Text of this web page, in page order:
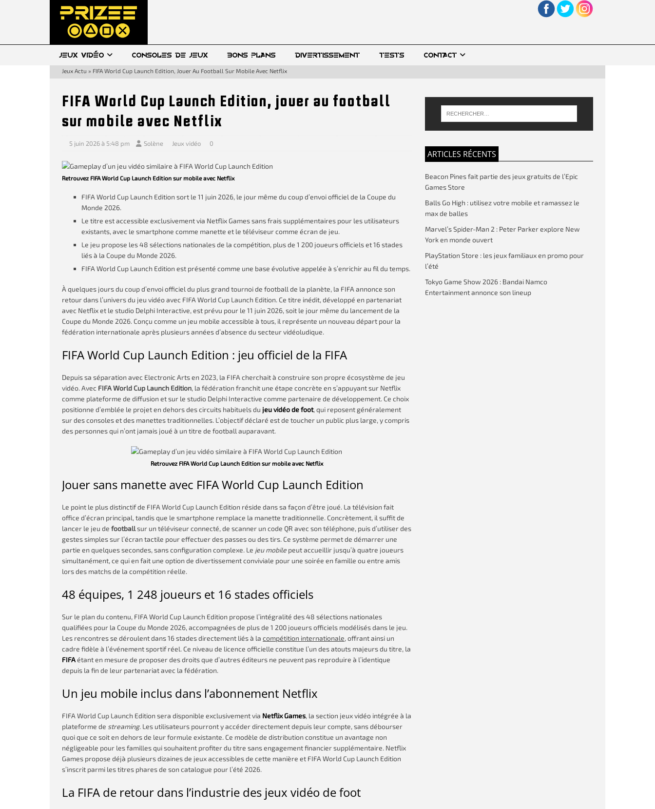
JEUX VIDÉO CONSOLES DE JEUX BONS PLANS DIVERTISSEMENT TESTS CONTACT
Jeux Actu » FIFA World Cup Launch Edition, Jouer Au Football Sur Mobile Avec Netflix
FIFA World Cup Launch Edition, jouer au football
sur mobile avec Netflix
5 juin 2026 à 5:48 pm Solène Jeux vidéo 0
Retrouvez FIFA World Cup Launch Edition sur mobile avec Netflix
FIFA World Cup Launch Edition sort le 11 juin 2026, le jour même du coup d’envoi officiel de la Coupe du
Monde 2026.
Le titre est accessible exclusivement via Netflix Games sans frais supplémentaires pour les utilisateurs
existants, avec le smartphone comme manette et le téléviseur comme écran de jeu.
Le jeu propose les 48 sélections nationales de la compétition, plus de 1 200 joueurs officiels et 16 stades
liés à la Coupe du Monde 2026.
FIFA World Cup Launch Edition est présenté comme une base évolutive appelée à s’enrichir au fil du temps.
À quelques jours du coup d’envoi officiel du plus grand tournoi de football de la planète, la FIFA annonce son
retour dans l’univers du jeu vidéo avec FIFA World Cup Launch Edition. Ce titre inédit, développé en partenariat
avec Netflix et le studio Delphi Interactive, est prévu pour le 11 juin 2026, soit le jour même du lancement de la
Coupe du Monde 2026. Conçu comme un jeu mobile accessible à tous, il représente un nouveau départ pour la
fédération internationale après plusieurs années d’absence du secteur vidéoludique.
FIFA World Cup Launch Edition : jeu officiel de la FIFA
Depuis sa séparation avec Electronic Arts en 2023, la FIFA cherchait à construire son propre écosystème de jeu
vidéo. Avec FIFA World Cup Launch Edition, la fédération franchit une étape concrète en s’appuyant sur Netflix
comme plateforme de diffusion et sur le studio Delphi Interactive comme partenaire de développement. Ce choix
positionne d’emblée le projet en dehors des circuits habituels du jeu vidéo de foot, qui reposent généralement
sur des consoles et des manettes traditionnelles. L’objectif déclaré est de toucher un public plus large, y compris
des personnes qui n’ont jamais joué à un titre de football auparavant.
Retrouvez FIFA World Cup Launch Edition sur mobile avec Netflix
Jouer sans manette avec FIFA World Cup Launch Edition
Le point le plus distinctif de FIFA World Cup Launch Edition réside dans sa façon d’être joué. La télévision fait
office d’écran principal, tandis que le smartphone remplace la manette traditionnelle. Concrètement, il suffit de
lancer le jeu de footballsur un téléviseur connecté, de scanner un code QR avec son téléphone, puis d’utiliser des
gestes simples sur l’écran tactile pour effectuer des passes ou des tirs. Ce système permet de démarrer une
partie en quelques secondes, sans configuration complexe. Le jeu mobile peut accueillir jusqu’à quatre joueurs
simultanément, ce qui en fait une option de divertissement conviviale pour une soirée en famille ou entre amis
lors des matchs de la compétition réelle.
48 équipes, 1 248 joueurs et 16 stades officiels
Sur le plan du contenu, FIFA World Cup Launch Edition propose l’intégralité des 48 sélections nationales
qualifiées pour la Coupe du Monde 2026, accompagnées de plus de 1 200 joueurs officiels modélisés dans le jeu.
Les rencontres se déroulent dans 16 stades directement liés à la compétition internationale, offrant ainsi un
cadre fidèle à l’événement sportif réel. Ce niveau de licence officielle constitue l’un des atouts majeurs du titre, la
FIFAétant en mesure de proposer des droits que d’autres éditeurs ne peuvent pas reproduire à l’identique
depuis la fin de leur partenariat avec la fédération.
Un jeu mobile inclus dans l’abonnement Netflix
FIFA World Cup Launch Edition sera disponible exclusivement via Netflix Games, la section jeux vidéo intégrée à la
plateforme de streaming. Les utilisateurs pourront y accéder directement depuis leur compte, sans débourser
quoi que ce soit en dehors de leur formule existante. Ce modèle de distribution constitue un avantage non
négligeable pour les familles qui souhaitent profiter du titre sans engagement financier supplémentaire. Netflix
Games propose déjà plusieurs dizaines de jeux accessibles de cette manière et FIFA World Cup Launch Edition
s’inscrit parmi les titres phares de son catalogue pour l’été 2026.
La FIFA de retour dans l’industrie des jeux vidéo de foot
ARTICLES RÉCENTS
Beacon Pines fait partie des jeux gratuits de l’Epic
Games Store
Balls Go High : utilisez votre mobile et ramassez le
max de balles
Marvel’s Spider-Man 2 : Peter Parker explore New
York en monde ouvert
PlayStation Store : les jeux familiaux en promo pour
l’été
Tokyo Game Show 2026 : Bandai Namco
Entertainment annonce son lineup